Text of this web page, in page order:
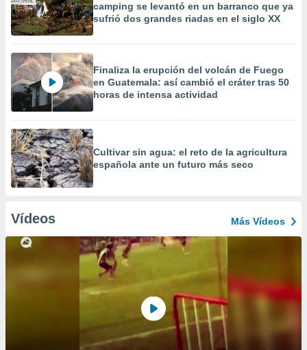
camping se levantó en un barranco que ya
sufrió dos grandes riadas en el siglo XX
Finaliza la erupción del volcán de Fuego
en Guatemala: así cambió el cráter tras 50
horas de intensa actividad
Cultivar sin agua: el reto de la agricultura
española ante un futuro más seco
Vídeos Más Vídeos